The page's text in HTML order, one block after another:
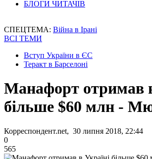
БЛОГИ ЧИТАЧІВ
СПЕЦТЕМА: Війна в Ірані
ВСІ ТЕМИ
Вступ України в ЄС
Теракт в Барселоні
Манафорт отримав
більше $60 млн -
Корреспондент.net, 30 липня 2018, 22:44
0
565